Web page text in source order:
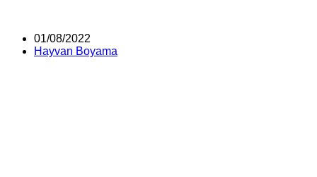
Post
published:
01/08/2022
Post
Hayvan Boyama